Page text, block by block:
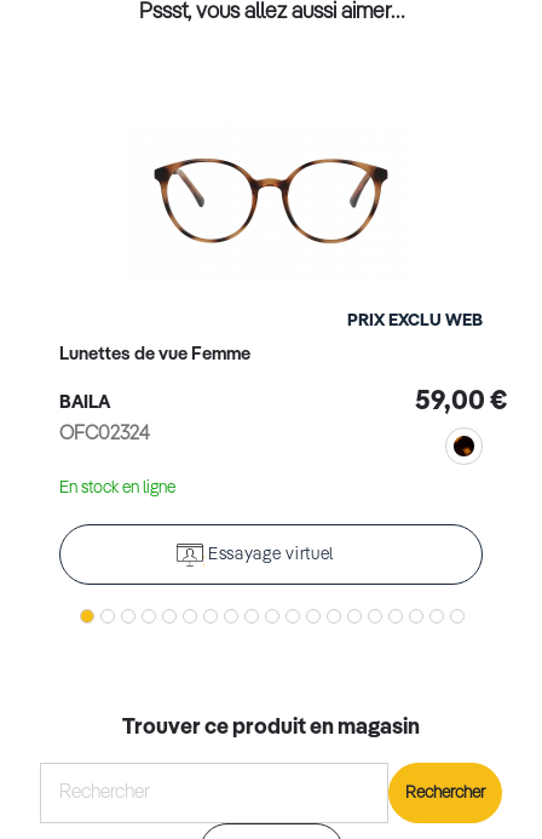
Pssst, vous allez aussi aimer…
Lunettes de vue Femme
BAILA
OFC02324
PRIX EXCLU WEB
59,00 €
En stock en ligne
Essayage virtuel
Trouver ce produit en magasin